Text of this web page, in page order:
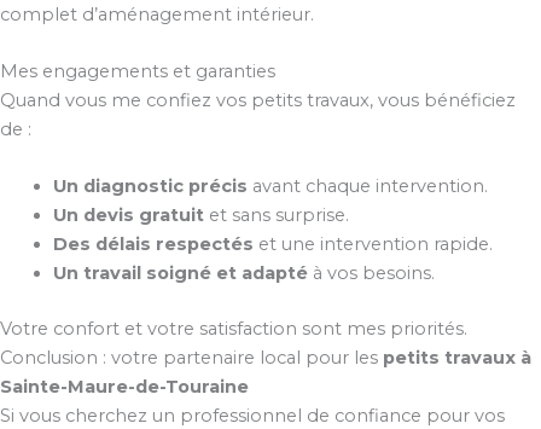
complet d’aménagement intérieur.
Mes engagements et garanties
Quand vous me confiez vos petits travaux, vous bénéficiez
de :
Un diagnostic précis avant chaque intervention.
Un devis gratuitet sans surprise.
Des délais respectés et une intervention rapide.
Un travail soigné et adaptéà vos besoins.
Votre confort et votre satisfaction sont mes priorités.
Conclusion : votre partenaire local pour les petits travaux à
Sainte-Maure-de-Touraine
Si vous cherchez un professionnel de confiance pour vos